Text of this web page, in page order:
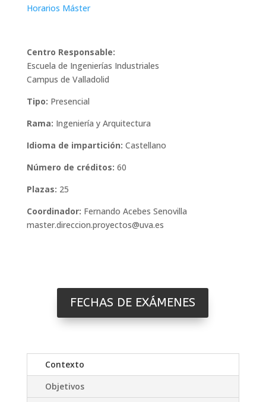
Horarios Máster
Centro Responsable:
Escuela de Ingenierías Industriales
Campus de Valladolid
Tipo: Presencial
Rama: Ingeniería y Arquitectura
Idioma de impartición: Castellano
Número de créditos: 60
Plazas: 25
Coordinador: Fernando Acebes Senovilla
master.direccion.proyectos@uva.es
FECHAS DE EXÁMENES
Contexto
Objetivos